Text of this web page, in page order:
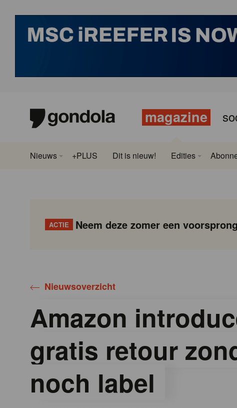
magazine
Nieuws +PLUS Dit is nieuw! Edities
ACTIE Neem deze zomer een
Nieuwsoverzicht
Amazon
gratis retour
noch label